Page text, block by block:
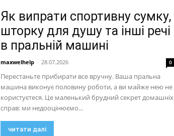
Як випрати спортивну сумку,
шторку для душу та інші речі
в пральній машині
maxwelhelp - 28.07.2026 0
Перестаньте прибирати все вручну. Ваша пральна
машина виконує половину роботи, а ви майже нею не
користуєтеся. Це маленький брудний секрет домашніх
справ: ми недооцінюємо...
читати далі